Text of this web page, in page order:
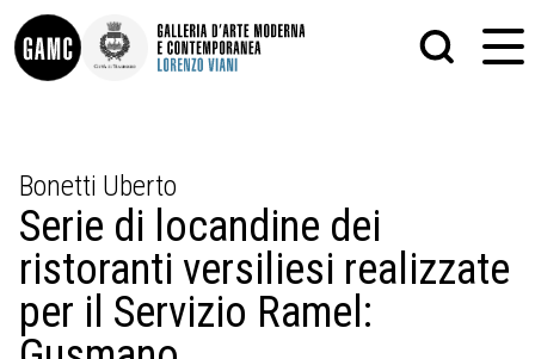
CONTATTI
DIDATTICA
SHOP
LE COLLEZIONI
GLI AUTORI
LORENZO VIANI
SCULTURA
STAMPA
ALTRO
MATRICI XILOGRAFICHE
FOTOGRAFIA
Bonetti Uberto
Serie di locandine dei
ristoranti versiliesi realizzate
per il Servizio Ramel: